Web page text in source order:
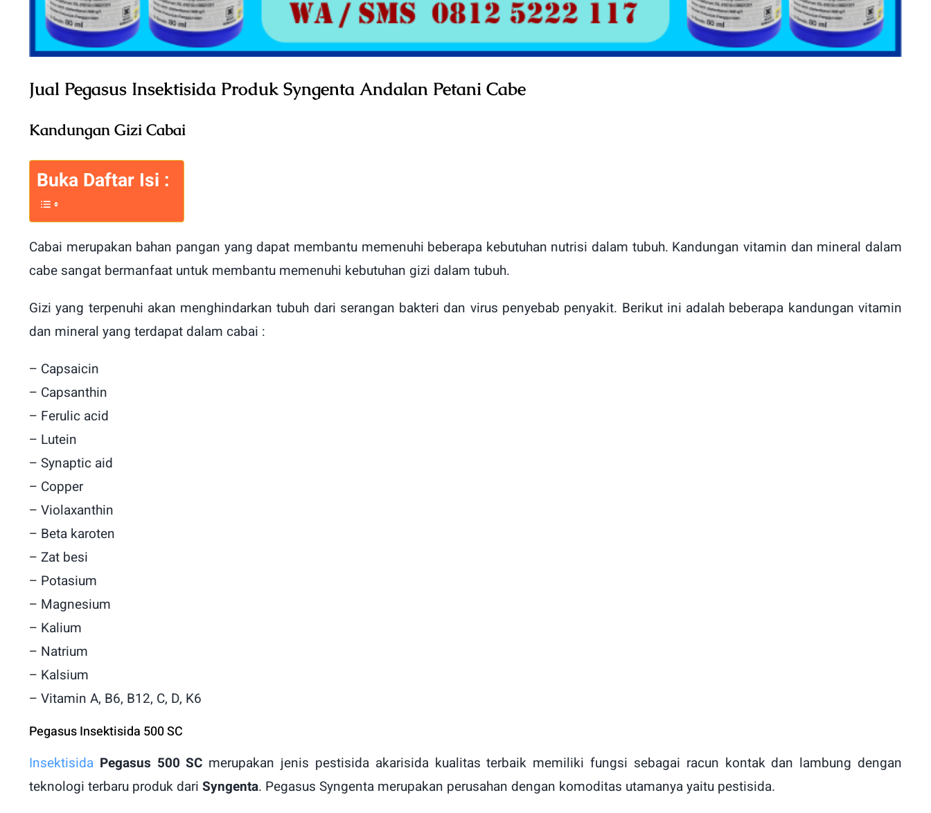
Jual Pegasus Insektisida Produk Syngenta Andalan Petani Cabe
Kandungan Gizi Cabai
Buka Daftar Isi :
Cabai merupakan bahan pangan yang dapat membantu memenuhi beberapa kebutuhan nutrisi dalam tubuh. Kandungan vitamin dan mineral dalam
cabe sangat bermanfaat untuk membantu memenuhi kebutuhan gizi dalam tubuh.
Gizi yang terpenuhi akan menghindarkan tubuh dari serangan bakteri dan virus penyebab penyakit. Berikut ini adalah beberapa kandungan vitamin
dan mineral yang terdapat dalam cabai :
– Capsaicin
– Capsanthin
– Ferulic acid
– Lutein
– Synaptic aid
– Copper
– Violaxanthin
– Beta karoten
– Zat besi
– Potasium
– Magnesium
– Kalium
– Natrium
– Kalsium
– Vitamin A, B6, B12, C, D, K6
Pegasus Insektisida 500 SC
Insektisida Pegasus 500 SC merupakan jenis pestisida akarisida kualitas terbaik memiliki fungsi sebagai racun kontak dan lambung dengan
teknologi terbaru produk dari Syngenta. Pegasus Syngenta merupakan perusahan dengan komoditas utamanya yaitu pestisida.